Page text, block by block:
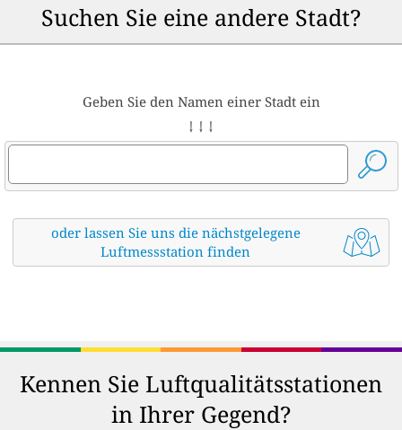
Suchen Sie eine andere Stadt?
Geben Sie den Namen einer Stadt ein
↓ ↓ ↓
oder lassen Sie uns die nächstgelegene
Luftmessstation finden
Kennen Sie Luftqualitätsstationen
in Ihrer Gegend?